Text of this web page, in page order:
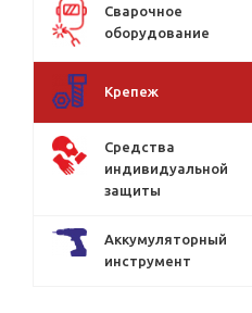
Сварочное
оборудование
Крепеж
Средства
индивидуальной
защиты
Аккумуляторный
инструмент